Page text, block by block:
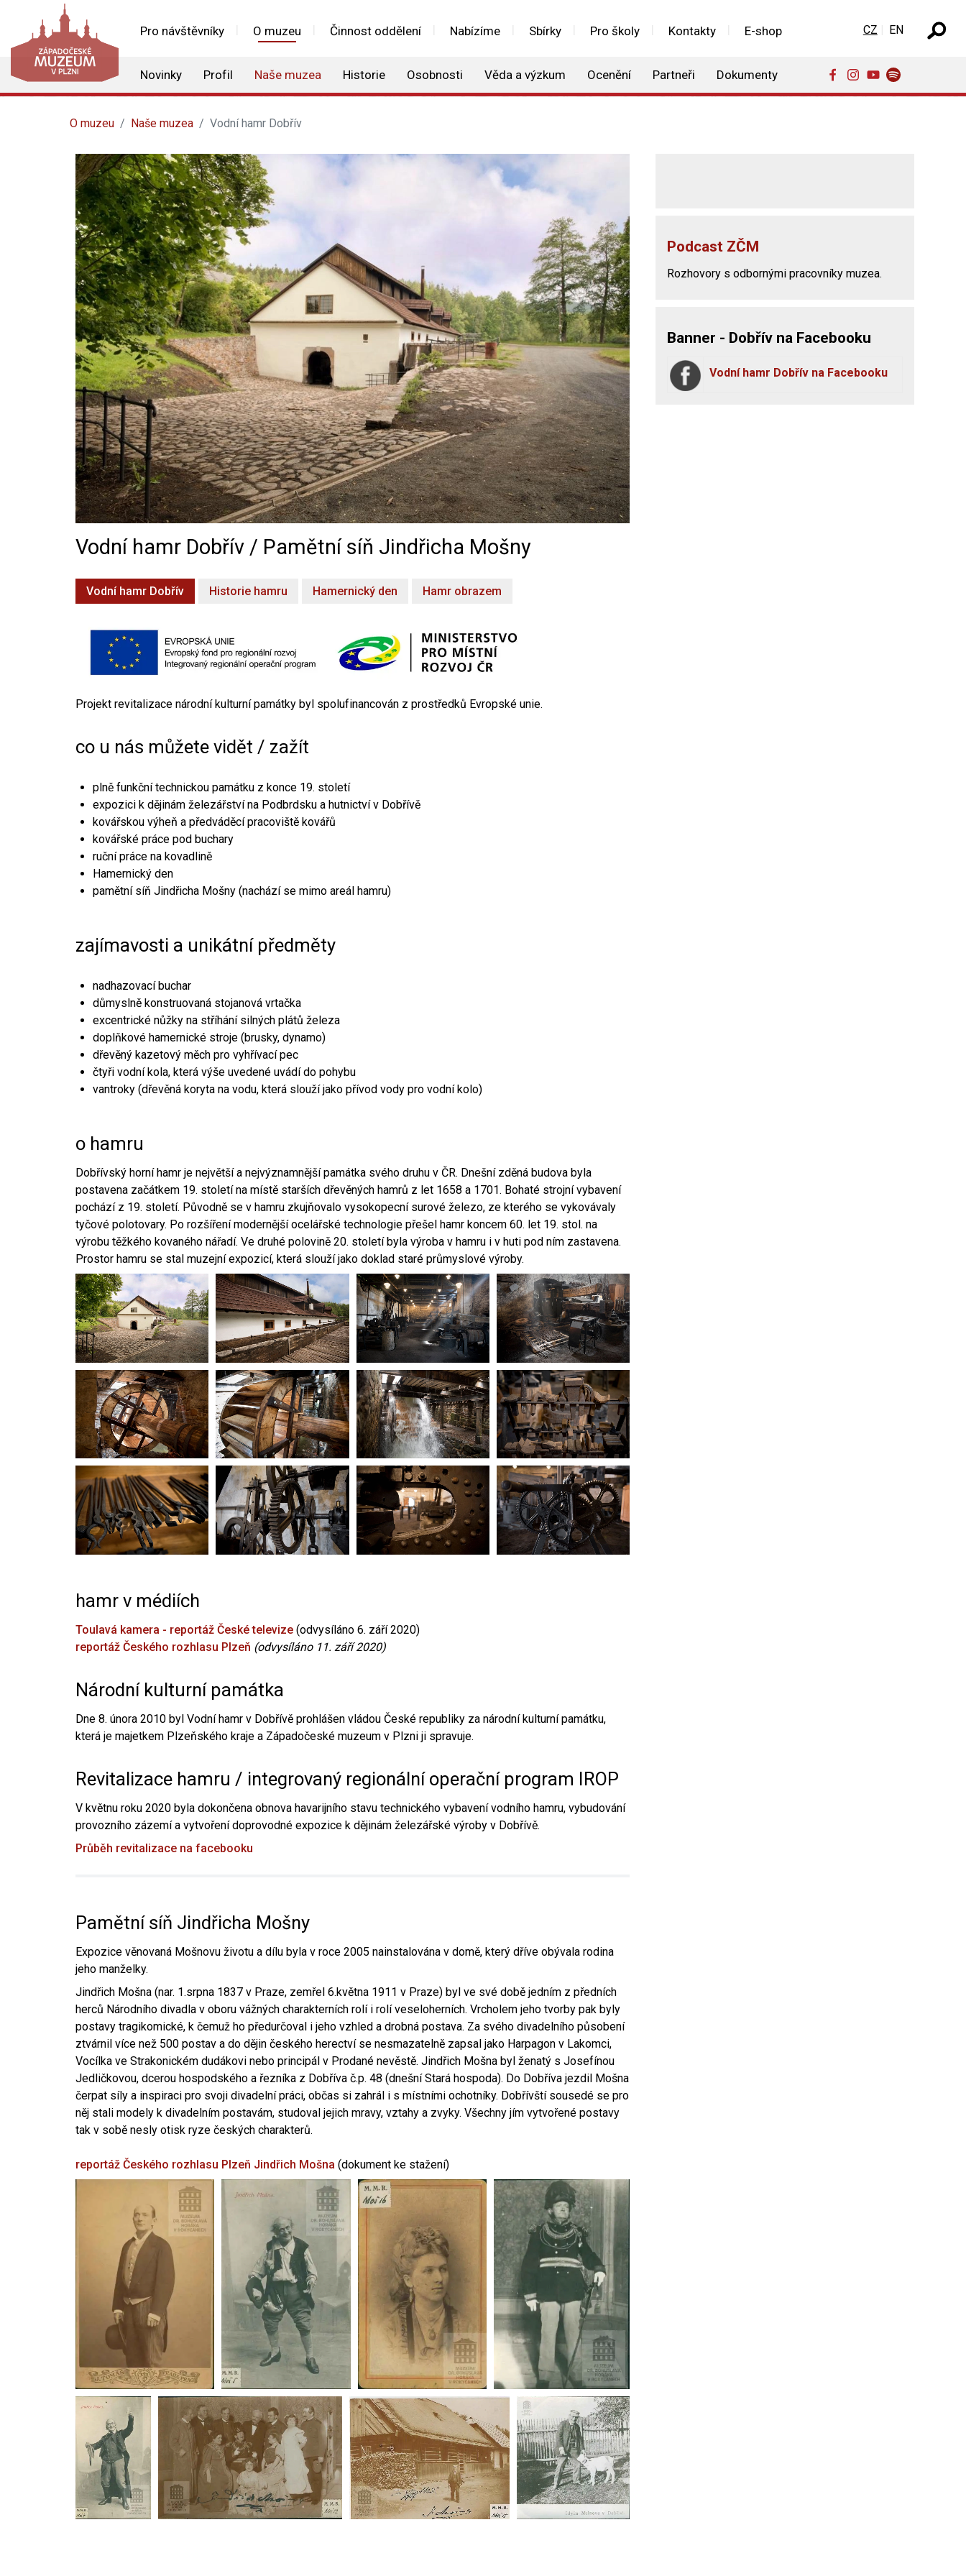
Pro návštěvníky O muzeu Činnost oddělení Nabízíme Sbírky Pro školy Kontakty E-shop
Novinky Profil Naše muzea Historie Osobnosti Věda a výzkum Ocenění Partneři Dokumenty
Zvolte jazyk
CZ EN
O muzeu Naše muzea Vodní hamr Dobřív
Vodní hamr Dobřív / Pamětní síň Jindřicha Mošny
Vodní hamr Dobřív Historie hamru Hamernický den Hamr obrazem
Projekt revitalizace národní kulturní památky byl spolufinancován z prostředků Evropské unie.
co u nás můžete vidět / zažít
plně funkční technickou památku z konce 19. století
expozici k dějinám železářství na Podbrdsku a hutnictví v Dobřívě
kovářskou výheň a předváděcí pracoviště kovářů
kovářské práce pod buchary
ruční práce na kovadlině
Hamernický den
pamětní síň Jindřicha Mošny (nachází se mimo areál hamru)
zajímavosti a unikátní předměty
nadhazovací buchar
důmyslně konstruovaná stojanová vrtačka
excentrické nůžky na stříhání silných plátů železa
doplňkové hamernické stroje (brusky, dynamo)
dřevěný kazetový měch pro vyhřívací pec
čtyři vodní kola, která výše uvedené uvádí do pohybu
vantroky (dřevěná koryta na vodu, která slouží jako přívod vody pro vodní kolo)
o hamru
Dobřívský horní hamr je největší a nejvýznamnější památka svého druhu v ČR. Dnešní zděná budova byla
postavena začátkem 19. století na místě starších dřevěných hamrů z let 1658 a 1701. Bohaté strojní vybavení
pochází z 19. století. Původně se v hamru zkujňovalo vysokopecní surové železo, ze kterého se vykovávaly
tyčové polotovary. Po rozšíření modernější ocelářské technologie přešel hamr koncem 60. let 19. stol. na
výrobu těžkého kovaného nářadí. Ve druhé polovině 20. století byla výroba v hamru i v huti pod ním zastavena.
Prostor hamru se stal muzejní expozicí, která slouží jako doklad staré průmyslové výroby.
hamr v médiích
Toulavá kamera - reportáž České televize (odvysíláno 6. září 2020)
reportáž Českého rozhlasu Plzeň (odvysíláno 11. září 2020)
Národní kulturní památka
Dne 8. února 2010 byl Vodní hamr v Dobřívě prohlášen vládou České republiky za národní kulturní památku,
která je majetkem Plzeňského kraje a Západočeské muzeum v Plzni ji spravuje.
Revitalizace hamru / integrovaný regionální operační program IROP
V květnu roku 2020 byla dokončena obnova havarijního stavu technického vybavení vodního hamru, vybudování
provozního zázemí a vytvoření doprovodné expozice k dějinám železářské výroby v Dobřívě.
Průběh revitalizace na facebooku
Pamětní síň Jindřicha Mošny
Expozice věnovaná Mošnovu životu a dílu byla v roce 2005 nainstalována v domě, který dříve obývala rodina
jeho manželky.
Jindřich Mošna (nar. 1.srpna 1837 v Praze, zemřel 6.května 1911 v Praze) byl ve své době jedním z předních
herců Národního divadla v oboru vážných charakterních rolí i rolí veseloherních. Vrcholem jeho tvorby pak byly
postavy tragikomické, k čemuž ho předurčoval i jeho vzhled a drobná postava. Za svého divadelního působení
ztvárnil více než 500 postav a do dějin českého herectví se nesmazatelně zapsal jako Harpagon v Lakomci,
Vocílka ve Strakonickém dudákovi nebo principál v Prodané nevěstě. Jindřich Mošna byl ženatý s Josefínou
Jedličkovou, dcerou hospodského a řezníka z Dobříva č.p. 48 (dnešní Stará hospoda). Do Dobříva jezdil Mošna
čerpat síly a inspiraci pro svoji divadelní práci, občas si zahrál i s místními ochotníky. Dobřívští sousedé se pro
něj stali modely k divadelním postavám, studoval jejich mravy, vztahy a zvyky. Všechny jím vytvořené postavy
tak v sobě nesly otisk ryze českých charakterů.
reportáž Českého rozhlasu Plzeň Jindřich Mošna (dokument ke stažení)
Podcast ZČM
Rozhovory s odbornými pracovníky muzea.
Banner - Dobřív na Facebooku
Vodní hamr Dobřív na Facebooku